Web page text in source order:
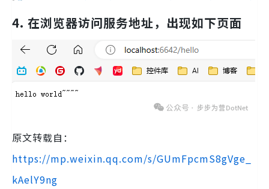
4. 在浏览器访问服务地址，出现如下页面
原文转载自：
https://mp.weixin.qq.com/s/GUmFpcmS8gVge_
kAelY9ng